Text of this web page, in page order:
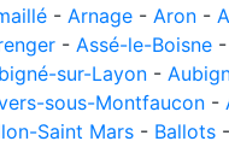
- Arnage - Aron -
- Assé-le-Boisne -
sur-Layon -
sous-Montfaucon -
Saint Mars - Ballots -